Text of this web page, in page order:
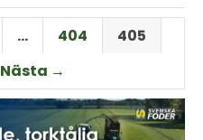
… 404
405
Nästa →